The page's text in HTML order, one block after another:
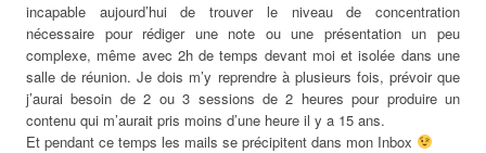
incapable aujourd’hui de trouver le niveau de concentration
nécessaire pour rédiger une note ou une présentation un peu
complexe, même avec 2h de temps devant moi et isolée dans une
salle de réunion. Je dois m’y reprendre à plusieurs fois, prévoir que
j’aurai besoin de 2 ou 3 sessions de 2 heures pour produire un
contenu qui m’aurait pris moins d’une heure il y a 15 ans.
Et pendant ce temps les mails se précipitent dans mon Inbox